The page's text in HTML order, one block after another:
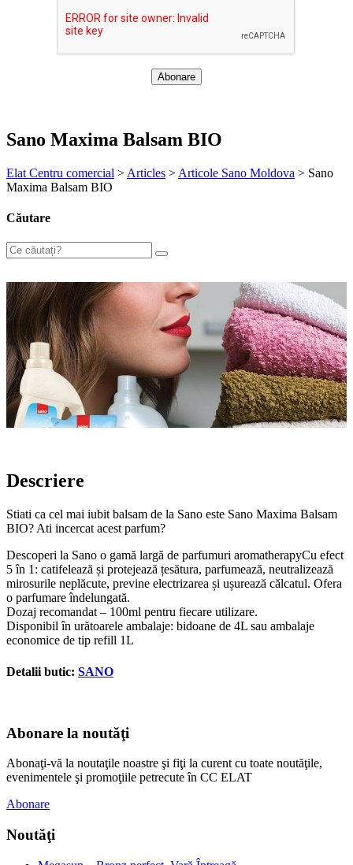
Sano Maxima Balsam BIO
Elat Centru comercial > Articles > Articole Sano Moldova > Sano
Maxima Balsam BIO
Căutare
Descriere
Stiati ca cel mai iubit balsam de la Sano este Sano Maxima Balsam
BIO? Ati incercat acest parfum?
Descoperi la Sano o gamă largă de parfumuri aromatherapyCu efect
5 în 1: catifelează și protejează țesătura, parfumează, neutralizează
mirosurile neplăcute, previne electrizarea și ușurează călcatul. Ofera
o parfumare îndelungată.
Dozaj recomandat – 100ml pentru fiecare utilizare.
Disponibil în urătoarele ambalaje: bidoane de 4L sau ambalaje
economice de tip refill 1L
Detalii butic: SANO
Abonare la noutăţi
Abonaţi-vă la noutaţile noastre şi fiţi la curent cu toate noutăţile,
evenimentele şi promoţiile petrecute în CC ELAT
Abonare
Noutăţi